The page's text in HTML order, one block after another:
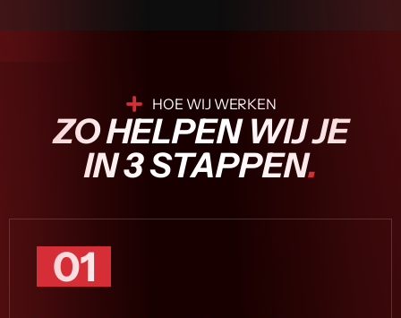
HOE WIJ WERKEN
ZO HELPEN WIJ JE
IN 3 STAPPEN.
01